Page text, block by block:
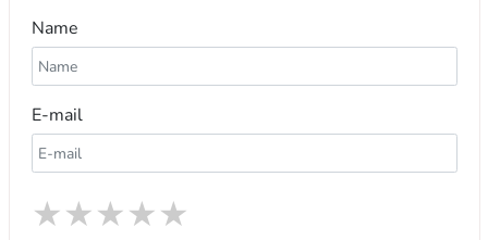
Name
E-mail
★
★
★
★
★